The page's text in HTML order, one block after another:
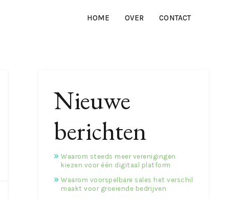
HOME OVER CONTACT
Nieuwe
berichten
Waarom steeds meer verenigingen
kiezen voor één digitaal platform
Waarom voorspelbare sales het verschil
maakt voor groeiende bedrijven